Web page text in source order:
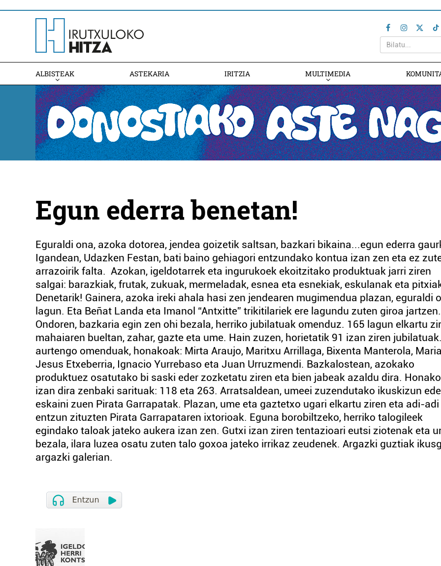
ALBISTEAK ASTEKARIA IRITZIA MULTIMEDIA
Egun ederra benetan!
Eguraldi ona, azoka dotorea, jendea goizetik saltsan, bazkari bikaina...egun ederra
Igandean, Udazken Festan, bati baino gehiagori entzundako kontua izan zen eta ez
arrazoirik falta. Azokan, igeldotarrek eta ingurukoek ekoitzitako produktuak jarri ziren
salgai: barazkiak, frutak, zukuak, mermeladak, esnea eta esnekiak, eskulanak eta
Denetarik! Gainera, azoka ireki ahala hasi zen jendearen mugimendua plazan, eguraldi
lagun. Eta Beñat Landa eta Imanol “Antxitte” trikitilariek ere lagundu zuten giroa jartzen.
Ondoren, bazkaria egin zen ohi bezala, herriko jubilatuak omenduz. 165 lagun elkartu
mahaiaren bueltan, zahar, gazte eta ume. Hain zuzen, horietatik 91 izan ziren
aurtengo omenduak, honakoak: Mirta Araujo, Maritxu Arrillaga, Bixenta Manterola, Maria
Jesus Etxeberria, Ignacio Yurrebaso eta Juan Urruzmendi. Bazkalostean, azokako
produktuez osatutako bi saski eder zozketatu ziren eta bien jabeak azaldu dira.
izan dira zenbaki sarituak: 118 eta 263. Arratsaldean, umeei zuzendutako ikuskizun
eskaini zuen Pirata Garrapatak. Plazan, ume eta gaztetxo ugari elkartu ziren eta adi-adi
entzun zituzten Pirata Garrapataren ixtorioak. Eguna borobiltzeko, herriko talogileek
egindako taloak jateko aukera izan zen. Gutxi izan ziren tentazioari eutsi ziotenak eta
bezala, ilara luzea osatu zuten talo goxoa jateko irrikaz zeudenek. Argazki guztiak
argazki galerian.